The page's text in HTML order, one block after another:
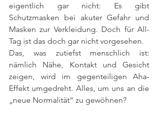
eigentlich gar nicht: Es gibt
Schutzmasken bei akuter Gefahr und
Masken zur Verkleidung. Doch für All-
Tag ist das doch gar nicht vorgesehen.
Das, was zutiefst menschlich ist:
nämlich Nähe, Kontakt und Gesicht
zeigen, wird im gegenteiligen Aha-
Effekt umgedreht. Alles, um uns an die
„neue Normalität“ zu gewöhnen?